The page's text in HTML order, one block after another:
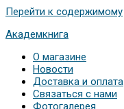
Перейти к содержимому
Академкнига
О магазине
Новости
Доставка и оплата
Связаться с нами
Фотогалерея